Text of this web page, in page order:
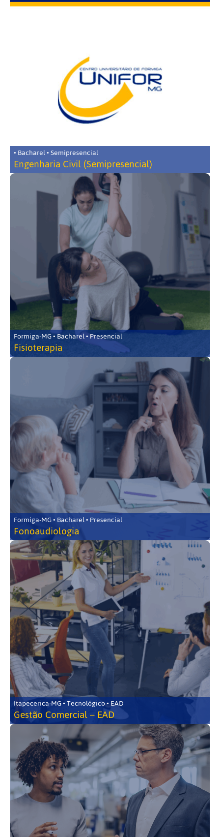
• Bacharel • Semipresencial
Engenharia Civil (Semipresencial)
Formiga-MG • Bacharel • Presencial
Fisioterapia
Formiga-MG • Bacharel • Presencial
Fonoaudiologia
Itapecerica-MG • Tecnológico • EAD
Gestão Comercial – EAD